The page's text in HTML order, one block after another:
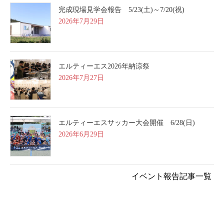
完成現場見学会報告 5/23(土)～7/20(祝)
2026年7月29日
エルティーエス2026年納涼祭
2026年7月27日
エルティーエスサッカー大会開催 6/28(日)
2026年6月29日
イベント報告記事一覧